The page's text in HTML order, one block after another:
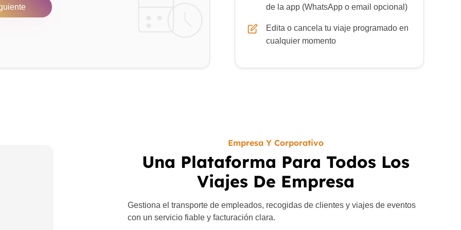
de la app (WhatsApp o email opcional)
Edita o cancela tu viaje programado en
cualquier momento
Empresa Y Corporativo
Una Plataforma Para Todos Los
Viajes De Empresa
Gestiona el transporte de empleados, recogidas de clientes y viajes de eventos
con un servicio fiable y facturación clara.